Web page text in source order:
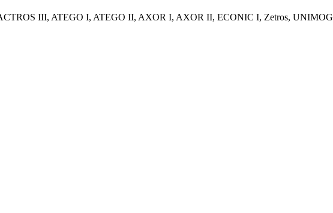
III, ATEGO I, ATEGO II, AXOR I, AXOR II, ECONIC I, Zetros, UNIMOG